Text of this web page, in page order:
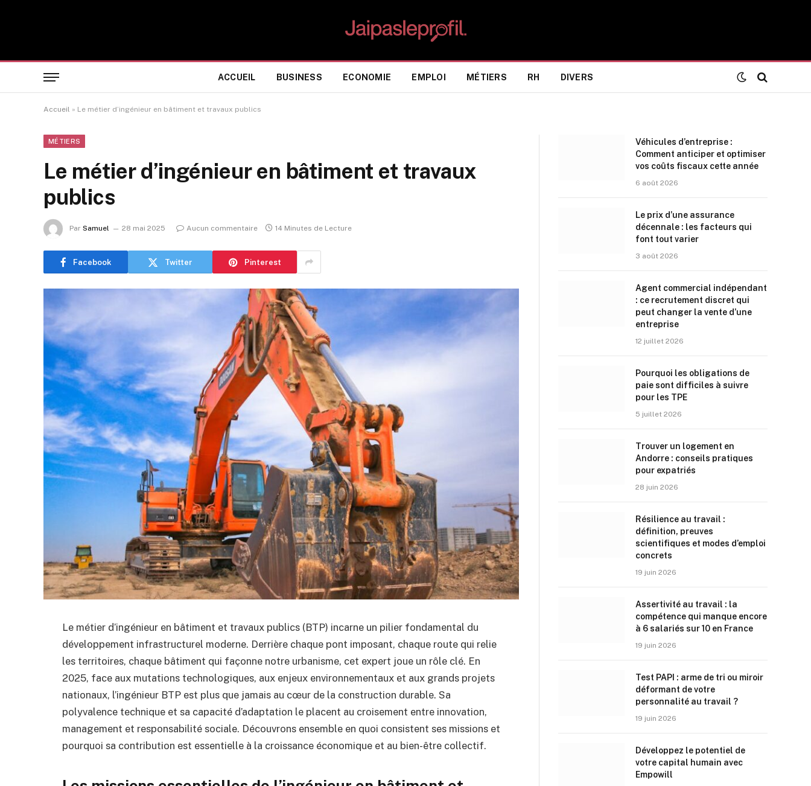
ACCUEIL BUSINESS ECONOMIE EMPLOI MÉTIERS RH DIVERS
Accueil » Le métier d’ingénieur en bâtiment et travaux publics
MÉTIERS
Le métier d’ingénieur en bâtiment et travaux
publics
Par Samuel 28 mai 2025 Aucun commentaire 14 Minutes de Lecture
Facebook Twitter Pinterest
Le métier d’ingénieur en bâtiment et travaux publics (BTP) incarne un pilier fondamental du
développement infrastructurel moderne. Derrière chaque pont imposant, chaque route qui relie
les territoires, chaque bâtiment qui façonne notre urbanisme, cet expert joue un rôle clé. En
2025, face aux mutations technologiques, aux enjeux environnementaux et aux grands projets
nationaux, l’ingénieur BTP est plus que jamais au cœur de la construction durable. Sa
polyvalence technique et sa capacité d’adaptation le placent au croisement entre innovation,
management et responsabilité sociale. Découvrons ensemble en quoi consistent ses missions et
pourquoi sa contribution est essentielle à la croissance économique et au bien-être collectif.
Véhicules d’entreprise :
Comment anticiper et optimiser
vos coûts fiscaux cette année
6 août 2026
Le prix d’une assurance
décennale : les facteurs qui
font tout varier
3 août 2026
Agent commercial indépendant
: ce recrutement discret qui
peut changer la vente d’une
entreprise
12 juillet 2026
Pourquoi les obligations de
paie sont difficiles à suivre
pour les TPE
5 juillet 2026
Trouver un logement en
Andorre : conseils pratiques
pour expatriés
28 juin 2026
Résilience au travail :
définition, preuves
scientifiques et modes d’emploi
concrets
19 juin 2026
Assertivité au travail : la
compétence qui manque encore
à 6 salariés sur 10 en France
19 juin 2026
Test PAPI : arme de tri ou miroir
déformant de votre
personnalité au travail ?
19 juin 2026
Développez le potentiel de
votre capital humain avec
Empowill